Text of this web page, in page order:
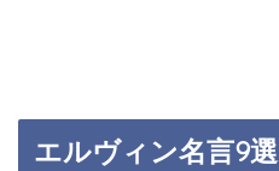
エルヴィン名言9選